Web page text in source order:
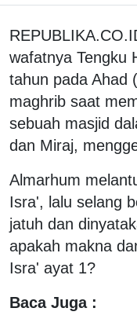
wafatnya Tengku
tahun pada Ahad
maghrib saat
sebuah masjid
dan Miraj,
Almarhum
Isra', lalu selang
jatuh dan
apakah makna
Isra' ayat 1?
Baca Juga :